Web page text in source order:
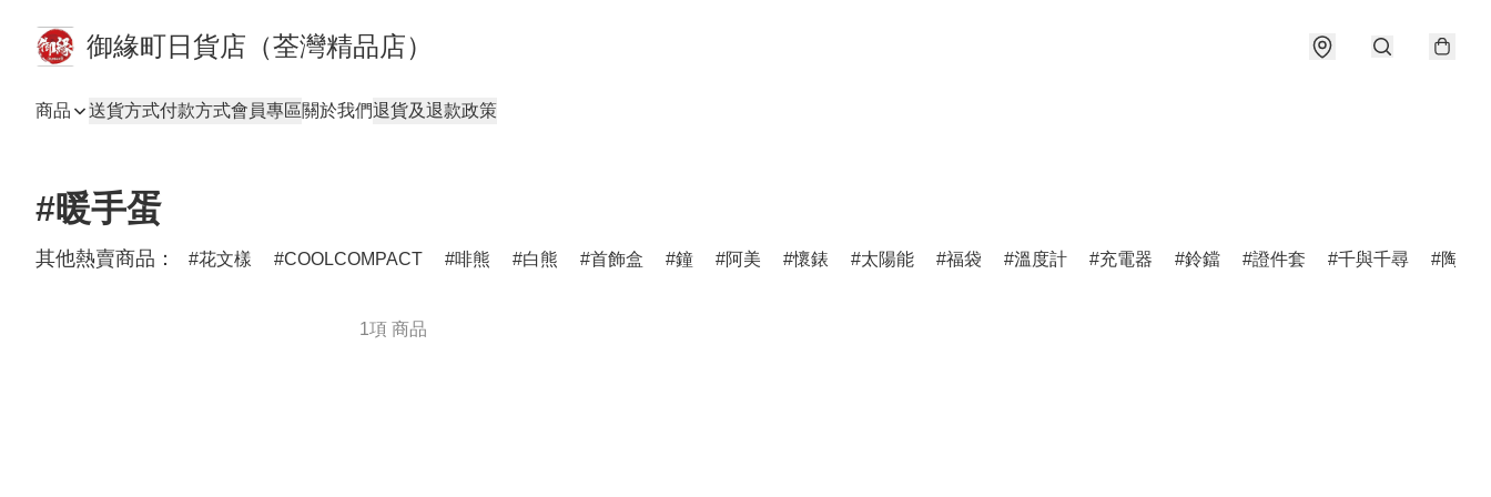
御緣町日貨店（荃灣精品店）
商品 送貨方式付款方式會員專區關於我們退貨及退款政策
#暖手蛋
其他熱賣商品： 花文樣 COOLCOMPACT 啡熊 白熊 首飾盒 鐘 阿美 懷錶 太陽能 福袋 溫度計 充電器 鈴鐺 證件套 千與千尋 陶瓷
1項 商品